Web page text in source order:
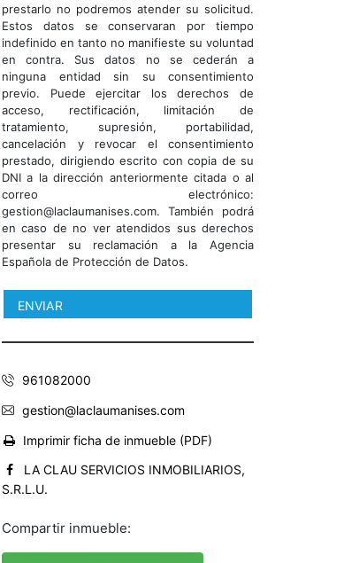
prestarlo no podremos atender su solicitud.
Estos datos se conservaran por tiempo
indefinido en tanto no manifieste su voluntad
en contra. Sus datos no se cederán a
ninguna entidad sin su consentimiento
previo. Puede ejercitar los derechos de
acceso, rectificación, limitación de
tratamiento, supresión, portabilidad,
cancelación y revocar el consentimiento
prestado, dirigiendo escrito con copia de su
DNI a la dirección anteriormente citada o al
correo electrónico:
gestion@laclaumanises.com. También podrá
en caso de no ver atendidos sus derechos
presentar su reclamación a la Agencia
Española de Protección de Datos.
961082000
gestion@laclaumanises.com
Imprimir ficha de inmueble (PDF)
LA CLAU SERVICIOS INMOBILIARIOS,
S.R.L.U.
Compartir inmueble: